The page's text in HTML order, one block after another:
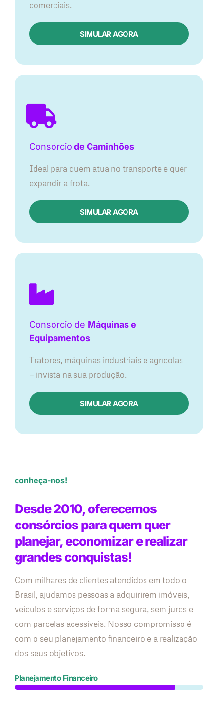
comerciais.
SIMULAR AGORA
Consórcio de Caminhões
Ideal para quem atua no transporte e quer
expandir a frota.
SIMULAR AGORA
Consórcio de Máquinas e
Equipamentos
Tratores, máquinas industriais e agrícolas
— invista na sua produção.
SIMULAR AGORA
conheça-nos!
Desde 2010, oferecemos
consórcios para quem quer
planejar, economizar e realizar
grandes conquistas!
Com milhares de clientes atendidos em todo o
Brasil, ajudamos pessoas a adquirirem imóveis,
veículos e serviços de forma segura, sem juros e
com parcelas acessíveis. Nosso compromisso é
com o seu planejamento financeiro e a realização
dos seus objetivos.
Planejamento Financeiro